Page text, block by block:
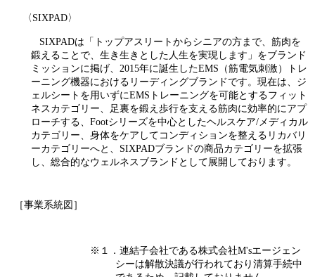
〈SIXPAD〉
SIXPADは「トップアスリートからシニアの方まで、筋肉を
鍛えることで、生き生きとした人生を実現します」をブランド
ミッションに掲げ、2015年に誕生したEMS（筋電気刺激）トレ
ーニング機器におけるリーディングブランドです。現在は、ジ
ェルシートを用いずにEMSトレーニングを可能とするフィット
ネスカテゴリー、足裏を鍛え歩行を支える筋肉に効率的にアプ
ローチする、Footシリーズを中心としたヘルスケア/メディカル
カテゴリー、身体をケアしてコンディションを整えるリカバリ
ーカテゴリーへと、SIXPADブランドの商品カテゴリーを拡張
し、総合的なウェルネスブランドとして展開しております。
［事業系統図］
※１．連結子会社である株式会社M'sエージェン
シーは解散決議が行われており清算手続中